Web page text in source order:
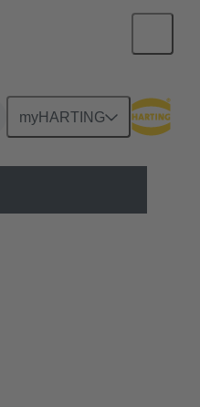
myHARTING